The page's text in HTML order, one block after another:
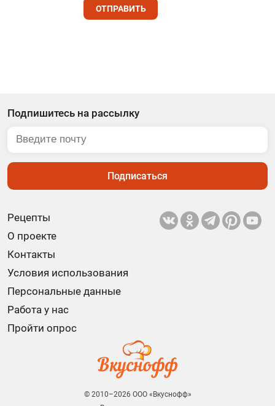
ОТПРАВИТЬ
Рецепты
О проекте
Контакты
Условия использования
Персональные данные
Работа у нас
Пройти опрос
Подпишитесь на рассылку
Подписаться
© 2010–2026 ООО «Вкуснофф»